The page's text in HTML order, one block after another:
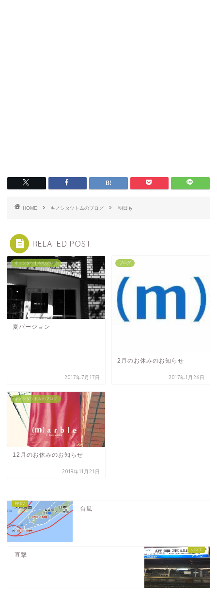
HOME キノシタツトムのブログ 明日も
RELATED POST
キノシタツトムのブログ
夏バージョン
2017年7月17日
ブログ
2月のお休みのお知らせ
2017年1月26日
キノシタツトムのブログ
12月のお休みのお知らせ
2019年11月21日
台風
直撃